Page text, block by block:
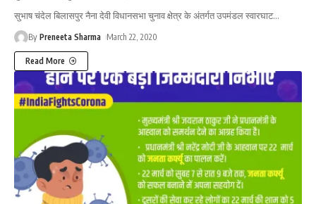
सुभाष चंदेल बिलासपुर नैना देवी विधानसभा चुनाव क्षेत्र के अंतर्गत उपमंडल स्वारघाट…
By Preneeta Sharma March 22, 2020
Read More